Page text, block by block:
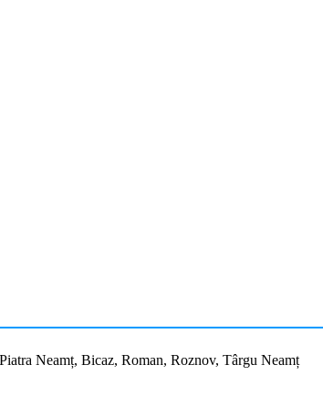
Neamț, Bicaz, Roman, Roznov, Târgu Neamț